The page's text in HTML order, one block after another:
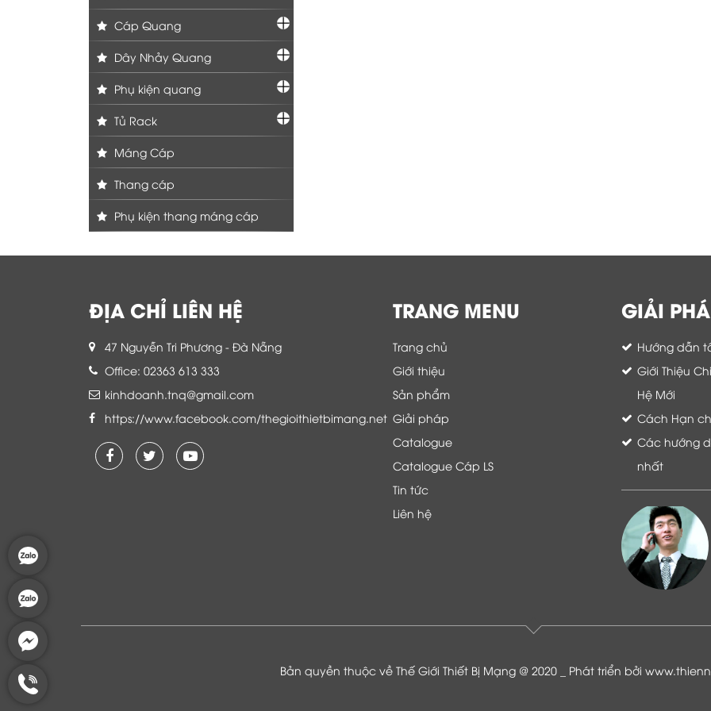
Cáp Quang
Dây Nhảy Quang
Phụ kiện quang
Tủ Rack
Máng Cáp
Thang cáp
Phụ kiện thang máng cáp
ĐỊA CHỈ LIÊN HỆ
47 Nguyễn Tri Phương - Đà Nẵng
Office: 02363 613 333
kinhdoanh.tnq@gmail.com
https://www.facebook.com/thegioithietbimang.net
TRANG MENU
Trang chủ
Giới thiệu
Sản phẩm
Giải pháp
Catalogue
Catalogue Cáp LS
Tin tức
Liên hệ
GIẢI
Hướng dẫn
Giới Thiệu
Hệ Mới
Cách Hạn
Các hướng
nhất
tâm và tin tưởng đội ngũ kỹ thuật, chăm
sóc khách hàng luôn hỗ trợ khách hàng
Là khách hàng đang sử dụng dịch vụ của
Bản quyền thuộc về Thế Giới Thiết Bị Mạng @ 2020 _ Phát triển bởi